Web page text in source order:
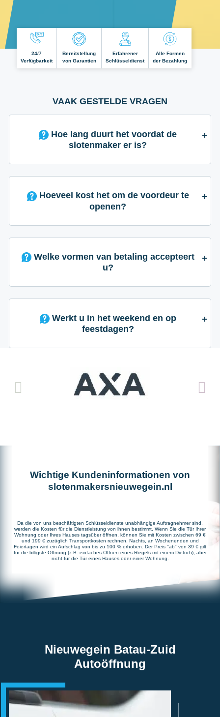
24/7
Verfügbarkeit
Bereitstellung
von Garantien
Erfahrener
Schlüsseldienst
Alle Formen
der Bezahlung
VAAK GESTELDE VRAGEN
slotenmaker er is?
Hoeveel kost het om de voordeur te
openen?
Welke vormen van betaling accepteert
u?
Werkt u in het weekend en op
feestdagen?
Wichtige Kundeninformationen von
slotenmakersnieuwegein.nl
Da die von uns beschäftigten Schlüsseldienste unabhängige Auftragnehmer sind,
werden die Kosten für die Dienstleistung von ihnen bestimmt. Wenn Sie die Tür Ihrer
Wohnung oder Ihres Hauses tagsüber öffnen, können Sie mit Kosten zwischen 69 €
und 199 € zuzüglich Transportkosten rechnen. Nachts, an Wochenenden und
Feiertagen wird ein Aufschlag von bis zu 100 % erhoben. Der Preis "ab" von 39 € gilt
für die billigste Öffnung (z.B. einfaches Öffnen eines Riegels mit einem Dietrich), aber
nicht für die Tür eines Hauses oder einer Wohnung.
Nieuwegein Batau-Zuid
Autoöffnung